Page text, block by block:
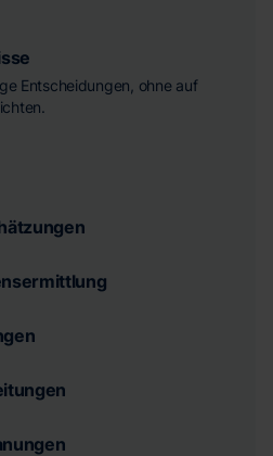
Entscheidungen, ohne auf